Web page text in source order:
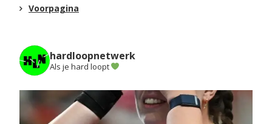
Voorpagina
hardloopnetwerk
Als je hard loopt